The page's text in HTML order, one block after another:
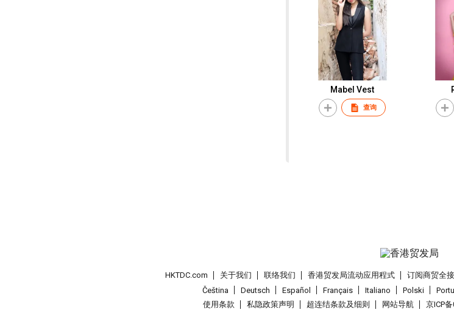
Mabel Vest
查询
HKTDC.com 关于我们 联络我们 香港贸发局流动应用程式 订阅商贸全
Čeština
Deutsch Español Français Italiano Polski
使用条款
私隐政策声明 超连结条款及细则 网站导航 京ICP